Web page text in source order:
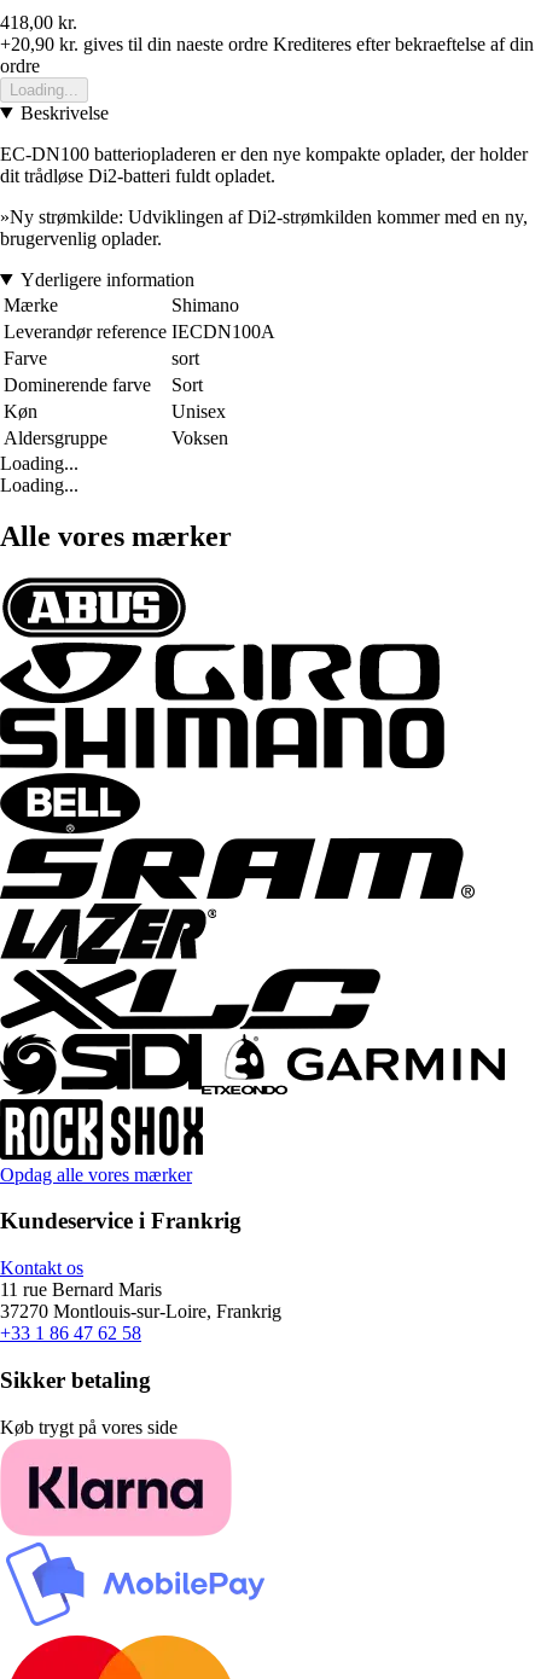
418,00 kr.
+20,90 kr. gives til din naeste ordre Krediteres efter bekraeftelse af din
ordre
Loading...
Beskrivelse
EC-DN100 batteriopladeren er den nye kompakte oplader, der holder
dit trådløse Di2-batteri fuldt opladet.
»Ny strømkilde: Udviklingen af Di2-strømkilden kommer med en ny,
brugervenlig oplader.
Yderligere information
Mærke
Shimano
Leverandør reference IECDN100A
Farve
sort
Dominerende farve
Sort
Køn
Unisex
Aldersgruppe
Voksen
Loading...
Loading...
Alle vores mærker
Opdag alle vores mærker
Kundeservice i Frankrig
Kontakt os
11 rue Bernard Maris
37270 Montlouis-sur-Loire, Frankrig
+33 1 86 47 62 58
Sikker betaling
Køb trygt på vores side